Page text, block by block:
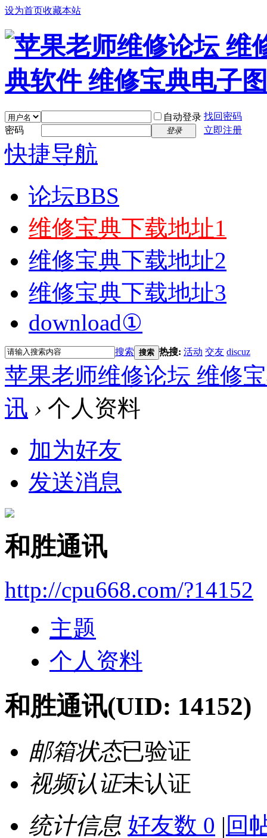
设为首页收藏本站
自动登录 找回密码
密码
登录 立即注册
快捷导航
论坛BBS
维修宝典下载地址1
维修宝典下载地址2
维修宝典下载地址3
download①
搜索 搜索 热搜: 活动 交友 discuz
苹果老师维修论坛 维修
讯 › 个人资料
加为好友
发送消息
和胜通讯
http://cpu668.com/?14152
主题
个人资料
和胜通讯(UID: 14152)
邮箱状态已验证
视频认证未认证
统计信息 好友数 0 | 回